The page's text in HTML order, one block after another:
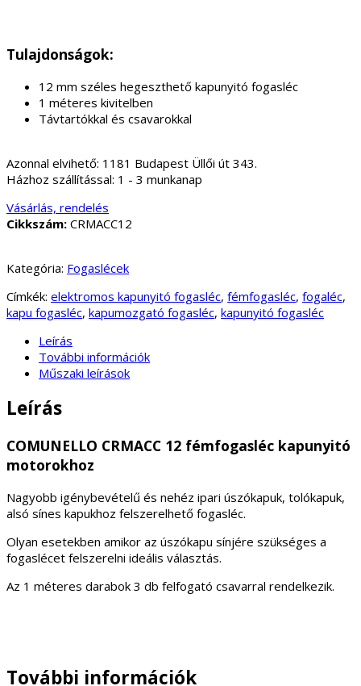
Tulajdonságok:
12 mm széles hegeszthető kapunyitó fogasléc
1 méteres kivitelben
Távtartókkal és csavarokkal
Azonnal elvihető: 1181 Budapest Üllői út 343.
Házhoz szállítással: 1 - 3 munkanap
Vásárlás, rendelés
Cikkszám: CRMACC12
Kategória: Fogaslécek
Címkék: elektromos kapunyitó fogasléc, fémfogasléc, fogaléc,
kapu fogasléc, kapumozgató fogasléc, kapunyitó fogasléc
Leírás
További információk
Műszaki leírások
Leírás
COMUNELLO CRMACC 12 fémfogasléc kapunyitó
motorokhoz
Nagyobb igénybevételű és nehéz ipari úszókapuk, tolókapuk,
alsó sínes kapukhoz felszerelhető fogasléc.
Olyan esetekben amikor az úszókapu sínjére szükséges a
fogaslécet felszerelni ideális választás.
Az 1 méteres darabok 3 db felfogató csavarral rendelkezik.
További információk